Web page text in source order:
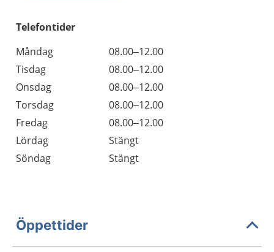
Telefontider
Måndag
08.00–12.00
Tisdag
08.00–12.00
Onsdag
08.00–12.00
Torsdag
08.00–12.00
Fredag
08.00–12.00
Lördag
Stängt
Söndag
Stängt
Öppettider